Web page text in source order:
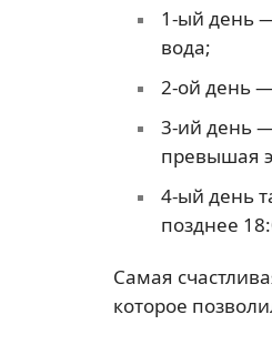
1-ый день
вода;
2-ой день
3-ий день —
превышая
4-ый день
позднее
Самая
которое